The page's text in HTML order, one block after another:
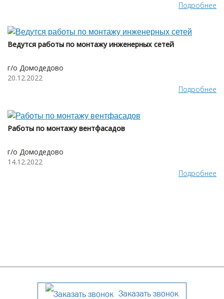
Подробнее
Ведутся работы по монтажу инженерных сетей
г/о Домодедово
20.12.2022
Подробнее
Работы по монтажу вентфасадов
г/о Домодедово
14.12.2022
Подробнее
Заказать звонок